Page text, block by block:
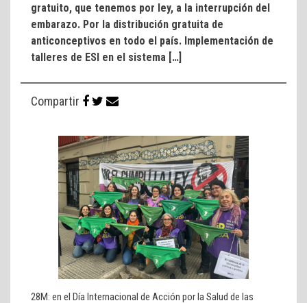
gratuito, que tenemos por ley, a la interrupción del
embarazo. Por la distribución gratuita de
anticonceptivos en todo el país. Implementación de
talleres de ESI en el sistema […]
Compartir
28M: en el Día Internacional de Acción por la Salud de las